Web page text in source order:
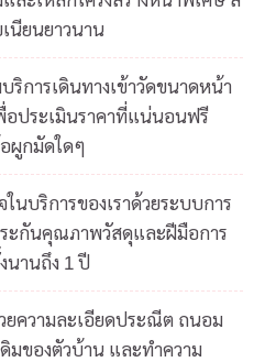
นียนยาวนาน
ริการเดินทางเข้าวัดขนาดหน้า
อประเมินราคาที่แน่นอนฟรี
ผูกมัดใดๆ
ในบริการของเราด้วยระบบการ
ะกันคุณภาพวัสดุและฝีมือการ
นานถึง 1 ปี
ยความละเอียดประณีต ถนอม
มของตัวบ้าน และทำความ